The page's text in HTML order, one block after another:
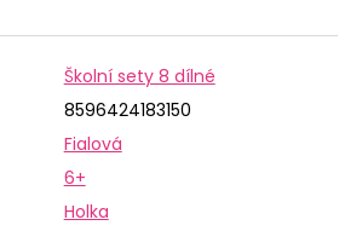
Školní sety 8 dílné
8596424183150
Fialová
6+
Holka